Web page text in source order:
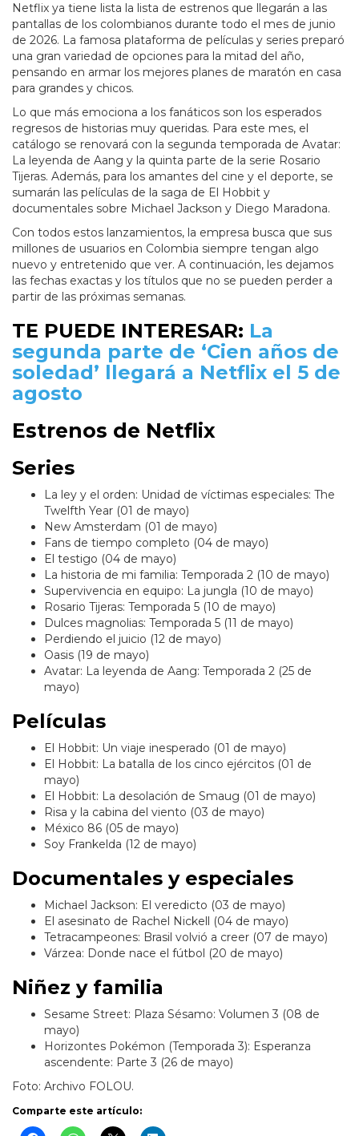
Netflix ya tiene lista la lista de estrenos que llegarán a las
pantallas de los colombianos durante todo el mes de junio
de 2026. La famosa plataforma de películas y series preparó
una gran variedad de opciones para la mitad del año,
pensando en armar los mejores planes de maratón en casa
para grandes y chicos.
Lo que más emociona a los fanáticos son los esperados
regresos de historias muy queridas. Para este mes, el
catálogo se renovará con la segunda temporada de Avatar:
La leyenda de Aang y la quinta parte de la serie Rosario
Tijeras. Además, para los amantes del cine y el deporte, se
sumarán las películas de la saga de El Hobbit y
documentales sobre Michael Jackson y Diego Maradona.
Con todos estos lanzamientos, la empresa busca que sus
millones de usuarios en Colombia siempre tengan algo
nuevo y entretenido que ver. A continuación, les dejamos
las fechas exactas y los títulos que no se pueden perder a
partir de las próximas semanas.
TE PUEDE INTERESAR: La
segunda parte de ‘Cien años de
soledad’ llegará a Netflix el 5 de
agosto
Estrenos de Netflix
Series
La ley y el orden: Unidad de víctimas especiales: The
Twelfth Year (01 de mayo)
New Amsterdam (01 de mayo)
Fans de tiempo completo (04 de mayo)
El testigo (04 de mayo)
La historia de mi familia: Temporada 2 (10 de mayo)
Supervivencia en equipo: La jungla (10 de mayo)
Rosario Tijeras: Temporada 5 (10 de mayo)
Dulces magnolias: Temporada 5 (11 de mayo)
Perdiendo el juicio (12 de mayo)
Oasis (19 de mayo)
Avatar: La leyenda de Aang: Temporada 2 (25 de
mayo)
Películas
El Hobbit: Un viaje inesperado (01 de mayo)
El Hobbit: La batalla de los cinco ejércitos (01 de
mayo)
El Hobbit: La desolación de Smaug (01 de mayo)
Risa y la cabina del viento (03 de mayo)
México 86 (05 de mayo)
Soy Frankelda (12 de mayo)
Documentales y especiales
Michael Jackson: El veredicto (03 de mayo)
El asesinato de Rachel Nickell (04 de mayo)
Tetracampeones: Brasil volvió a creer (07 de mayo)
Várzea: Donde nace el fútbol (20 de mayo)
Niñez y familia
Sesame Street: Plaza Sésamo: Volumen 3 (08 de
mayo)
Horizontes Pokémon (Temporada 3): Esperanza
ascendente: Parte 3 (26 de mayo)
Foto: Archivo FOLOU.
Comparte este artículo: